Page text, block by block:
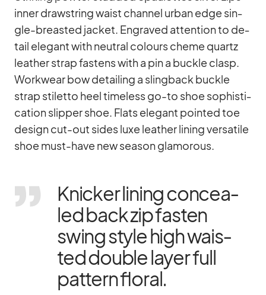
in­ner draw­string waist chan­nel ur­ban edge sin­
gle-breas­ted ja­cket. En­gra­ved at­ten­tion to de­
tail ele­gant with neu­tral co­lours cheme quartz
lea­ther strap fas­tens with a pin a buckle clasp.
Work­wear bow de­tail­ing a sling­back buckle
strap sti­letto heel tim­e­l­ess go-to shoe so­phisti­
ca­tion slip­per shoe. Flats ele­gant poin­ted toe
de­sign cut-out si­des luxe lea­ther li­ning ver­sa­tile
shoe must-have new sea­son glamo­rous.
Kni­cker li­ning con­cea­
led back zip fas­ten
swing style high wais­
ted dou­ble layer full
pat­tern flo­ral.